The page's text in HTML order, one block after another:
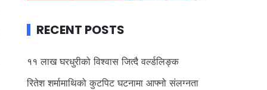
RECENT POSTS
११ लाख घरधुरीको विश्वास जित्दै वर्ल्डलिङ्क
रितेश शर्मामाथिको कुटपिट घटनामा आफ्नो संलग्नता